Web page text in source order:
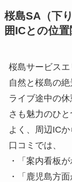
桜島SA（下
囲ICとの位
桜島サービス
自然と桜島の
ライブ途中の
さも魅力のひ
よく、周辺IC
口コミでは、
・「案内看板
・「鹿児島方